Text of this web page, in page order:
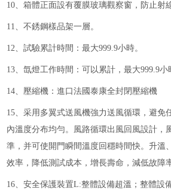
10、箱體正面設有覆膜玻璃觀察窗，防止射
11、不銹鋼樣品架一層。
12、試驗累計時間：最大999.9小時。
13、氙燈工作時間：可以累計，最大999.9小
14、壓縮機：進口法國泰康全封閉壓縮機
15、采用多翼式送風機強力送風循環，避免
內溫度分布均勻。風路循環出風回風設計，
準，并可使開門瞬間溫度回穩時間快。升溫
效率，降低測試成本，增長壽命，減低故障
16、安全保護裝置L:整體設備超溫；整體設